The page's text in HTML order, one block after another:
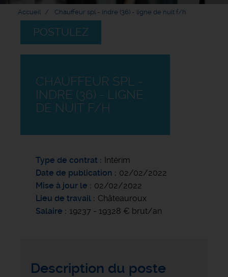
Accueil Chauffeur spl - indre (36) - ligne de nuit f/h
POSTULEZ
CHAUFFEUR SPL -
INDRE (36) - LIGNE
DE NUIT F/H
Type de contrat
Intérim
Date de publication
02/02/2022
Mise à jour le
02/02/2022
Lieu de travail
Châteauroux
Salaire
19237 - 19328 € brut/an
Description du poste